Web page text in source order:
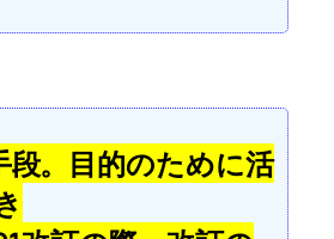
段。目的のために活